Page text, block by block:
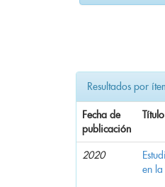
Resultados por
Fecha de
publicación
Título
2020
en